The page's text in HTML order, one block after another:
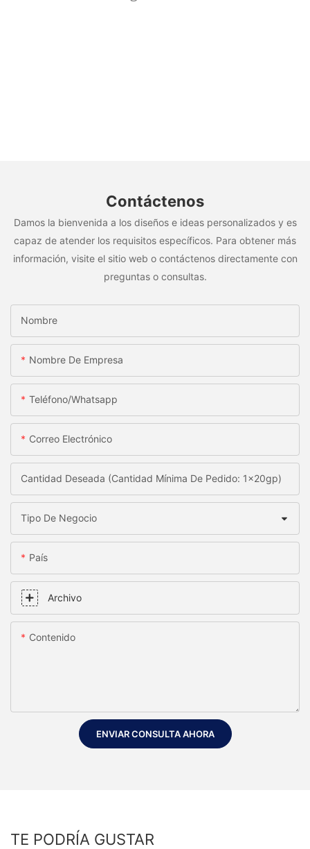
Contáctenos
Damos la bienvenida a los diseños e ideas personalizados y es
capaz de atender los requisitos específicos. Para obtener más
información, visite el sitio web o contáctenos directamente con
preguntas o consultas.
Nombre
Nombre De Empresa
Teléfono/whatsapp
Correo Electrónico
Cantidad Deseada (Cantidad Mínima De Pedido: 1x20gp)
Tipo De Negocio
País
Archivo
Contenido
ENVIAR CONSULTA AHORA
TE PODRÍA GUSTAR